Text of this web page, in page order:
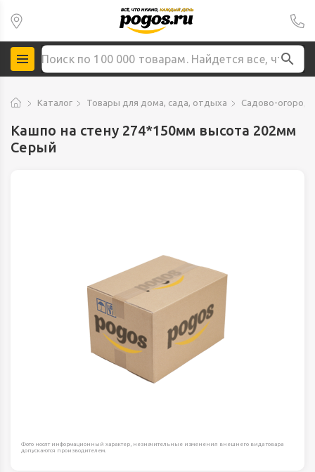
Каталог Товары для дома, сада, отдыха Садово-
Кашпо на стену 274*150мм высота 202мм
Серый
Фото носят информационный характер, незначительные изменения внешнего вида товара
допускаются производителем.